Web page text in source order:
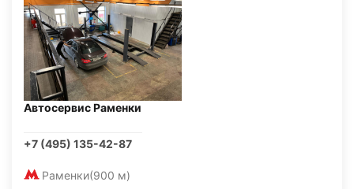
Автосервис Раменки
+7 (495) 135-42-87
Раменки(900 м)